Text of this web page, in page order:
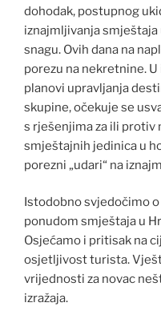
dohodak, postupnog
iznajmljivanja smještaja
snagu. Ovih dana na
porezu na nekretnine.
planovi upravljanja
skupine, očekuje se
s rješenjima za ili
smještajnih jedinica u
porezni „udari“ na
Istodobno svjedočimo
ponudom smještaja u
Osjećamo i pritisak na
osjetljivost turista.
vrijednosti za novac
izražaja.